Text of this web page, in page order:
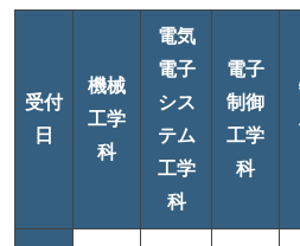
受付
日
機械
工学
科
電気
電子
シス
テム
工学
科
電子
制御
工学
科